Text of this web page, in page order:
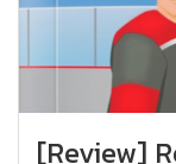
[Review]